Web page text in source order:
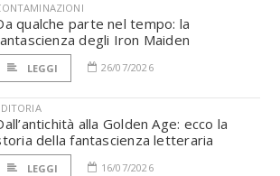
qualche parte nel tempo: la
degli Iron Maiden
LEGGI 26/07/2026
alla Golden Age: ecco la
della fantascienza letteraria
LEGGI 16/07/2026